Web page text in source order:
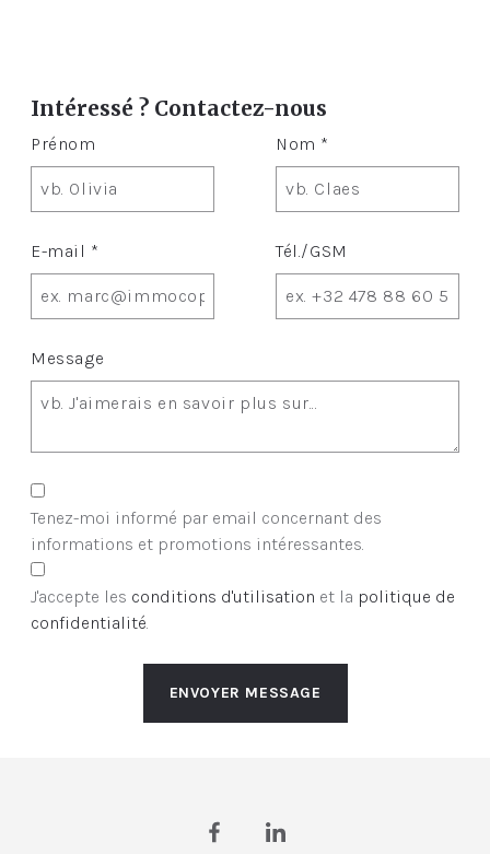
Intéressé ? Contactez-nous
Prénom Nom *
E-mail * Tél./GSM
Message
Tenez-moi informé par email concernant des
informations et promotions intéressantes.
J'accepte les conditions d'utilisation et la politique de
confidentialité.
ENVOYER MESSAGE